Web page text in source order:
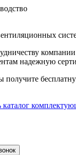
надежную
каталог